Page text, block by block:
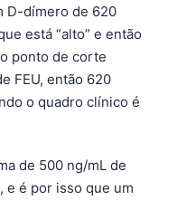
D-dímero de 620
está “alto” e então
ponto de corte
FEU, então 620
o quadro clínico é
de 500 ng/mL de
e é por isso que um